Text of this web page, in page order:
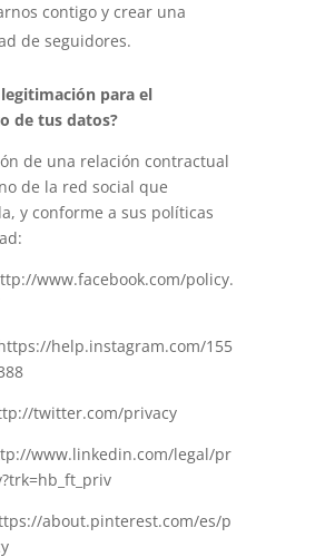
contigo y crear una
de seguidores.
legitimación para el
de tus datos?
de una relación contractual
de la red social que
y conforme a sus políticas
www.facebook.com/policy.
help.instagram.com/155
twitter.com/privacy
www.linkedin.com/legal/pr
about.pinterest.com/es/p